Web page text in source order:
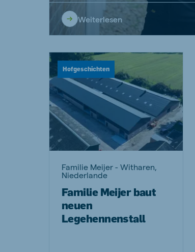
Weiterlesen
Hofgeschichten
Familie Meijer - Witharen,
Niederlande
Familie Meijer baut
neuen
Legehennenstall
Brasil
Portuguese
Koudijs Export
English